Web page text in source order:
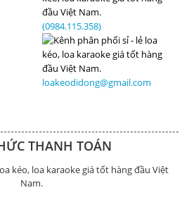
(0984.115.358)
loakeodidong@gmail.com
THANH TOÁN